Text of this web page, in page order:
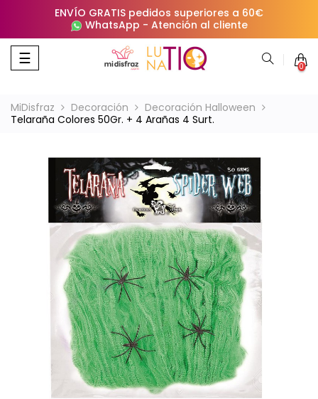
ENVÍO GRATIS pedidos superiores a 60€
WhatsApp - Atención al cliente
Navegación
de
☰ 0
MiDisfraz Decoración
Decoración Halloween
Telaraña Colores 50Gr. + 4 Arañas 4 Surt.